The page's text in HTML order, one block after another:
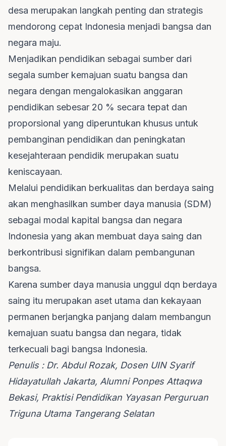
desa merupakan langkah penting dan strategis
mendorong cepat Indonesia menjadi bangsa dan
negara maju.
Menjadikan pendidikan sebagai sumber dari
segala sumber kemajuan suatu bangsa dan
negara dengan mengalokasikan anggaran
pendidikan sebesar 20 % secara tepat dan
proporsional yang diperuntukan khusus untuk
pembanginan pendidikan dan peningkatan
kesejahteraan pendidik merupakan suatu
keniscayaan.
Melalui pendidikan berkualitas dan berdaya saing
akan menghasilkan sumber daya manusia (SDM)
sebagai modal kapital bangsa dan negara
Indonesia yang akan membuat daya saing dan
berkontribusi signifikan dalam pembangunan
bangsa.
Karena sumber daya manusia unggul dqn berdaya
saing itu merupakan aset utama dan kekayaan
permanen berjangka panjang dalam membangun
kemajuan suatu bangsa dan negara, tidak
terkecuali bagi bangsa Indonesia.
Penulis : Dr. Abdul Rozak, Dosen UIN Syarif
Hidayatullah Jakarta, Alumni Ponpes Attaqwa
Bekasi, Praktisi Pendidikan Yayasan Perguruan
Triguna Utama Tangerang Selatan